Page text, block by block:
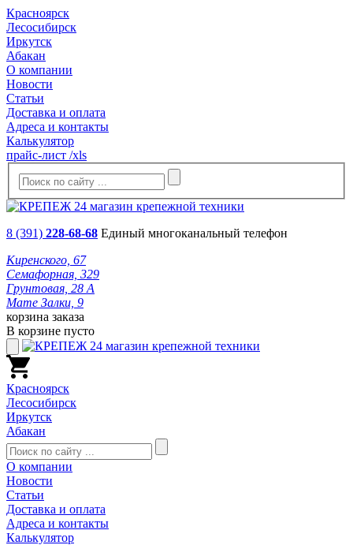
Красноярск
Лесосибирск
Иркутск
Абакан
О компании
Новости
Статьи
Доставка и оплата
Адреса и контакты
Калькулятор
прайс-лист /xls
8 (391) 228-68-68 Единый многоканальный телефон
Киренского, 67
Семафорная, 329
Грунтовая, 28 А
Мате Залки, 9
корзина заказа
В корзине пусто
Красноярск
Лесосибирск
Иркутск
Абакан
О компании
Новости
Статьи
Доставка и оплата
Адреса и контакты
Калькулятор